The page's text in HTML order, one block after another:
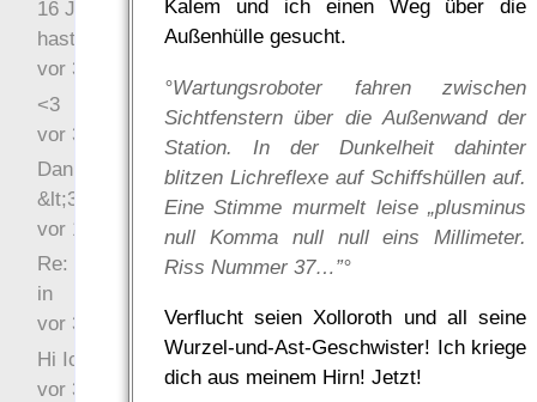
Kalem und ich einen Weg über die
Außenhülle gesucht.
°Wartungsroboter fahren zwischen
Sichtfenstern über die Außenwand der
Station. In der Dunkelheit dahinter
blitzen Lichreflexe auf Schiffshüllen auf.
Eine Stimme murmelt leise „plusminus
null Komma null null eins Millimeter.
Riss Nummer 37…”°
Verflucht seien Xolloroth und all seine
Wurzel-und-Ast-Geschwister! Ich kriege
dich aus meinem Hirn! Jetzt!
16 Jahre später: mist, du
hast Recht …
vor 31 Wochen 4 Tage
<3
vor 34 Wochen 5 Tage
Danke für das Statement
&lt;3
vor 1 Jahr 48 Wochen
Re: Hi Ich bin völlig neu
in
vor 3 Jahre 33 Wochen
Hi Ich bin völlig neu in
vor 3 Jahre 46 Wochen